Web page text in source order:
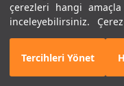
çerezleri hangi amaçla
inceleyebilirsiniz.
Tercihleri Yönet
E-
Beyin ve Sinir